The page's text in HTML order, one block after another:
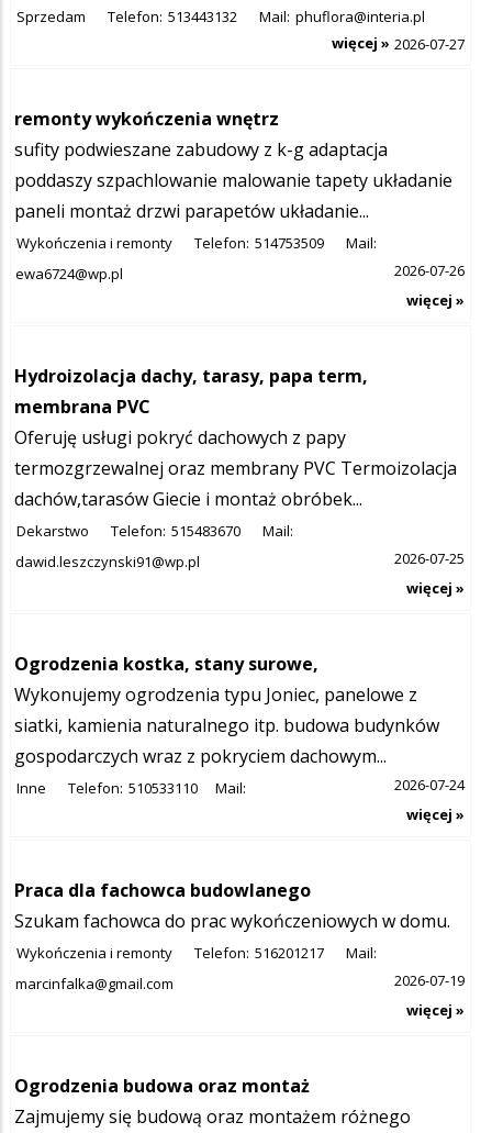
Sprzedam Telefon: 513443132 Mail: phuflora@interia.pl
2026-07-27
więcej »
remonty wykończenia wnętrz
sufity podwieszane zabudowy z k-g adaptacja
poddaszy szpachlowanie malowanie tapety układanie
paneli montaż drzwi parapetów układanie...
Wykończenia i remonty Telefon: 514753509
Mail:
ewa6724@wp.pl
2026-07-26
więcej »
Hydroizolacja dachy, tarasy, papa term,
membrana PVC
Oferuję usługi pokryć dachowych z papy
termozgrzewalnej oraz membrany PVC Termoizolacja
dachów,tarasów Giecie i montaż obróbek...
Dekarstwo Telefon: 515483670
Mail:
dawid.leszczynski91@wp.pl
2026-07-25
więcej »
Ogrodzenia kostka, stany surowe,
Wykonujemy ogrodzenia typu Joniec, panelowe z
siatki, kamienia naturalnego itp. budowa budynków
gospodarczych wraz z pokryciem dachowym...
Inne Telefon: 510533110 Mail:
2026-07-24
więcej »
Praca dla fachowca budowlanego
Szukam fachowca do prac wykończeniowych w domu.
Wykończenia i remonty Telefon: 516201217
Mail:
marcinfalka@gmail.com
2026-07-19
więcej »
Ogrodzenia budowa oraz montaż
Zajmujemy się budową oraz montażem różnego